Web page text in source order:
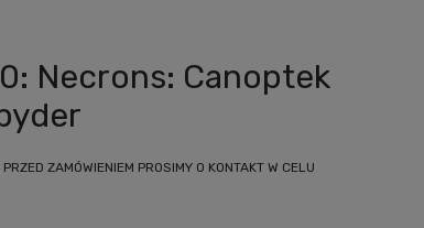
Necrons: Canoptek
ZAMÓWIENIEM PROSIMY O KONTAKT W CELU